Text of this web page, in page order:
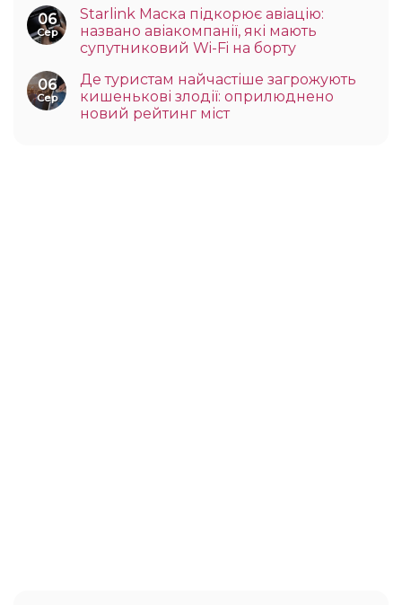
06
Сер
Starlink Маска підкорює авіацію:
названо авіакомпанії, які мають
супутниковий Wi-Fi на борту
06
Сер
Де туристам найчастіше загрожують
кишенькові злодії: оприлюднено
новий рейтинг міст